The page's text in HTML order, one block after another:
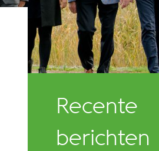
Recente
berichten